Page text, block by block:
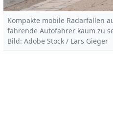
Kompakte mobile Radarfallen
fahrende Autofahrer kaum zu
Bild: Adobe Stock / Lars Gieger